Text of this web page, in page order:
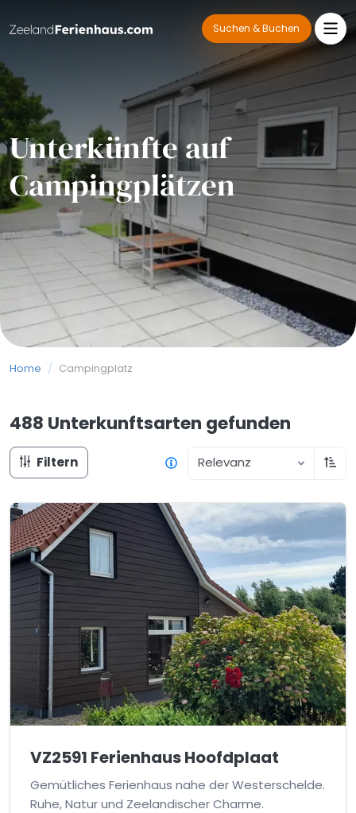
Suchen & Buchen
Unterkünfte auf
Campingplätzen
Home / Campingplatz
488 Unterkunftsarten gefunden
Filtern Relevanz
VZ2591 Ferienhaus Hoofdplaat
Gemütliches Ferienhaus nahe der Westerschelde.
Ruhe, Natur und Zeelandischer Charme.